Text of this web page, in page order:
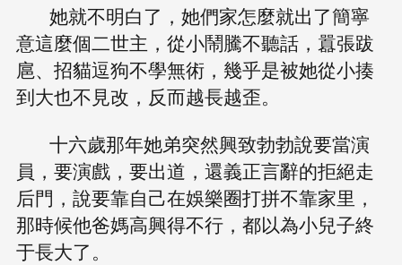
她就不明白了，她們家怎麼就出了簡寧
意這麼個二世主，從小鬧騰不聽話，囂張跋
扈、招貓逗狗不學無術，幾乎是被她從小揍
到大也不見改，反而越長越歪。
十六歲那年她弟突然興致勃勃說要當演
員，要演戲，要出道，還義正言辭的拒絕走
后門，說要靠自己在娛樂圈打拼不靠家里，
那時候他爸媽高興得不行，都以為小兒子終
于長大了。